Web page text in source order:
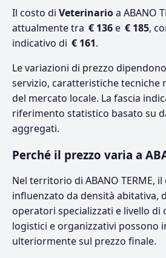
Il costo di Veterinarioa ABANO
attualmente tra € 136e € 185,
indicativo di € 161.
Le variazioni di prezzo
servizio, caratteristiche tecniche
del mercato locale. La fascia
riferimento statistico basato su
aggregati.
Perché il prezzo varia a
Nel territorio di ABANO TERME,
influenzato da densità abitativa,
operatori specializzati e livello di
logistici e organizzativi possono
ulteriormente sul prezzo finale.